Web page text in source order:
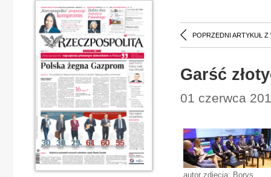
POPRZEDNI ARTYKUŁ Z
Garść
01 czerwca
autor zdjęcia: Borys